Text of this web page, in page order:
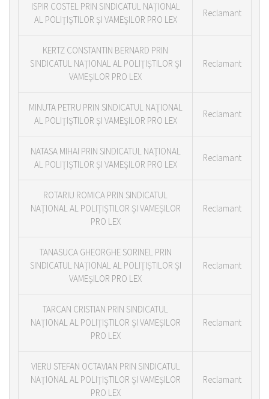
ISPIR COSTEL PRIN SINDICATUL NAŢIONAL
AL POLIŢIŞTILOR ŞI VAMEŞILOR PRO LEX
Reclamant
KERTZ CONSTANTIN BERNARD PRIN
SINDICATUL NAŢIONAL AL POLIŢIŞTILOR ŞI
VAMEŞILOR PRO LEX
Reclamant
MINUTA PETRU PRIN SINDICATUL NAŢIONAL
AL POLIŢIŞTILOR ŞI VAMEŞILOR PRO LEX
Reclamant
NATASA MIHAI PRIN SINDICATUL NAŢIONAL
AL POLIŢIŞTILOR ŞI VAMEŞILOR PRO LEX
Reclamant
ROTARIU ROMICA PRIN SINDICATUL
NAŢIONAL AL POLIŢIŞTILOR ŞI VAMEŞILOR
PRO LEX
Reclamant
TANASUCA GHEORGHE SORINEL PRIN
SINDICATUL NAŢIONAL AL POLIŢIŞTILOR ŞI
VAMEŞILOR PRO LEX
Reclamant
TARCAN CRISTIAN PRIN SINDICATUL
NAŢIONAL AL POLIŢIŞTILOR ŞI VAMEŞILOR
PRO LEX
Reclamant
VIERU STEFAN OCTAVIAN PRIN SINDICATUL
NAŢIONAL AL POLIŢIŞTILOR ŞI VAMEŞILOR
PRO LEX
Reclamant